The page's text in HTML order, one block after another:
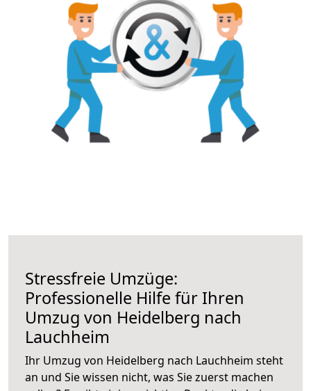
Stressfreie Umzüge:
Professionelle Hilfe für Ihren
Umzug von Heidelberg nach
Lauchheim
Ihr Umzug von Heidelberg nach Lauchheim steht
an und Sie wissen nicht, was Sie zuerst machen